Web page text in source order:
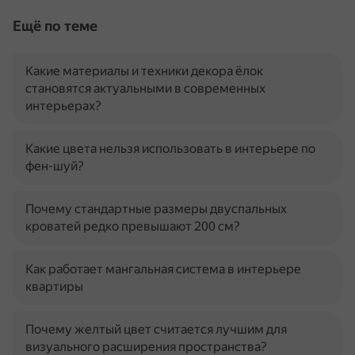
Ещё по теме
Какие материалы и техники декора ёлок
становятся актуальными в современных
интерьерах?
Какие цвета нельзя использовать в интерьере по
фен-шуй?
Почему стандартные размеры двуспальных
кроватей редко превышают 200 см?
Как работает мангальная система в интерьере
квартиры
Почему желтый цвет считается лучшим для
визуального расширения пространства?